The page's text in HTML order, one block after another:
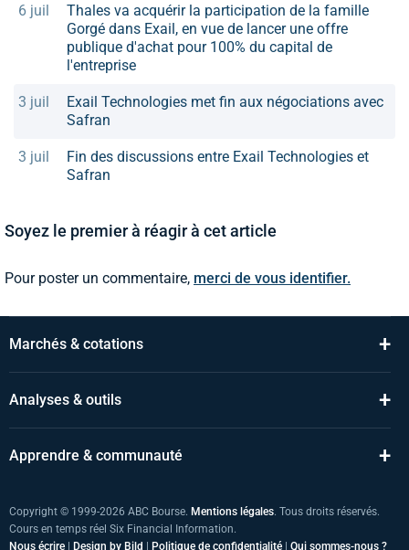
6 juil
Thales va acquérir la participation de la famille
Gorgé dans Exail, en vue de lancer une offre
publique d'achat pour 100% du capital de
l'entreprise
3 juil
Exail Technologies met fin aux négociations avec
Safran
3 juil
Fin des discussions entre Exail Technologies et
Safran
Soyez le premier à réagir à cet article
Pour poster un commentaire, merci de vous identifier.
Marchés & cotations +
Analyses & outils +
Apprendre & communauté +
Copyright © 1999-2026 ABC Bourse. Mentions légales. Tous droits réservés.
Cours en temps réel Six Financial Information.
Nous écrire | Design by Bild | Politique de confidentialité | Qui sommes-nous ?